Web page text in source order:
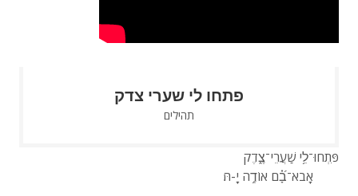
פתחו לי שערי צדק
תהילים
פִּתְחוּ־לִ֥י שַׁעֲרֵי־צֶ֑דֶק
אָבֹא־בָ֗֝ם אוֹדֶ֥ה יָֽ-הּ׃